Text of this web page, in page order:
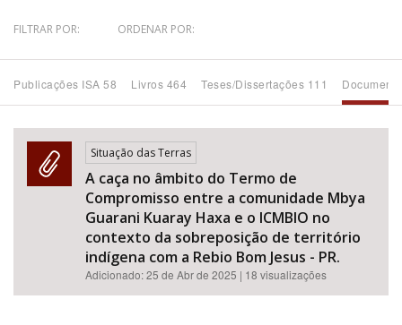
Povo Indígena
Subtema
Área de Levantamento
Área Protegida
FILTRAR POR: ORDENAR POR:
Publicações ISA 58 Livros 464 Teses/Dissertações 111
Situação das Terras
A caça no âmbito do Termo de
Compromisso entre a comunidade Mbya
Guarani Kuaray Haxa e o ICMBIO no
contexto da sobreposição de território
indígena com a Rebio Bom Jesus - PR.
Adicionado:25 de Abr de 2025 | 18 visualizações